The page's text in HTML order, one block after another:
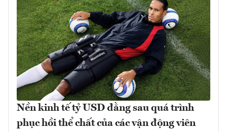
Nền kinh tế tỷ USD đằng sau quá trình
phục hồi thể chất của các vận động viên